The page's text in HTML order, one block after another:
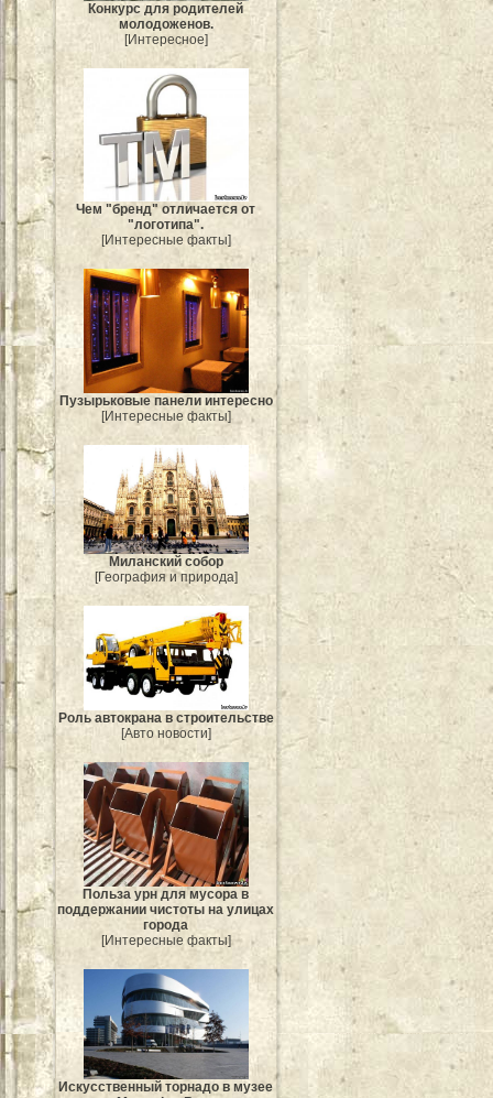
Конкурс для родителей
молодоженов.
[Интересное]
Чем "бренд" отличается от
"логотипа".
[Интересные факты]
Пузырьковые панели интересно
[Интересные факты]
Миланский собор
[География и природа]
Роль автокрана в строительстве
[Авто новости]
Польза урн для мусора в
поддержании чистоты на улицах
города
[Интересные факты]
Искусственный торнадо в музее